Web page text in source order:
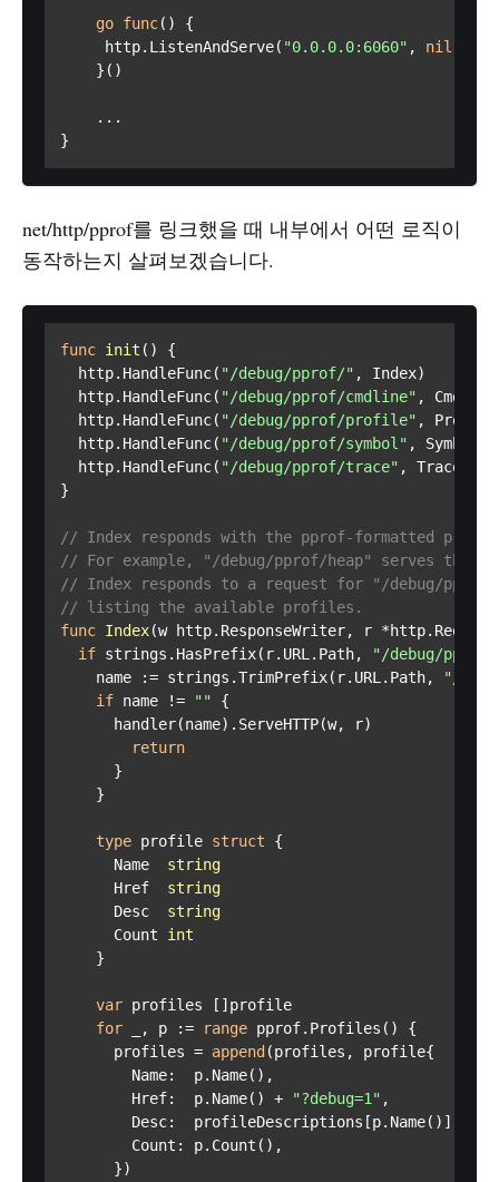
go func()
{
     http.ListenAndServe(
"0.0.0.0:6060" , nil
    }()
    ...
}
net/http/pprof를 링크했을 때 내부에서 어떤 로직이
동작하는지 살펴보겠습니다.
func init ()
{
  http.HandleFunc(
"/debug/pprof/" , Index)
  http.HandleFunc(
"/debug/pprof/cmdline" ,
  http.HandleFunc(
"/debug/pprof/profile" ,
  http.HandleFunc(
"/debug/pprof/symbol" , Symbol)
  http.HandleFunc(
"/debug/pprof/trace" , Trace)
}
// Index responds with the pprof-formatted
// For example, "/debug/pprof/heap" serves the
// Index responds to a request for "/debug/pprof/"
// listing the available profiles.
func Index(w http.ResponseWriter, r
if strings.HasPrefix(r.URL.Path,
"/debug/
    name := strings.TrimPrefix(r.URL.Path,
"/
if name != "" {
      handler(name).ServeHTTP(w, r)
return
      }
    }
type profile struct {
      Name
string
      Href
string
      Desc
string
      Count
int
    }
var profiles []profile
for _, p := range pprof.Profiles() {
      profiles =
append (profiles, profile{
        Name:  p.Name(),
        Href:  p.Name() +
"?debug=1" ,
        Desc:  profileDescriptions[p.Name()],
        Count: p.Count(),
      })